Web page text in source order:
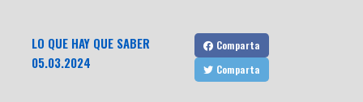
LO QUE HAY QUE SABER
05.03.2024
Comparta
Comparta